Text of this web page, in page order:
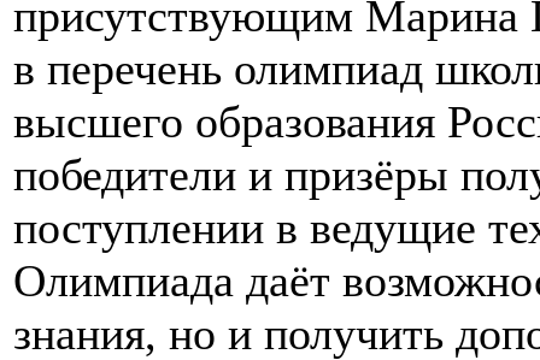
присутствующим Марина
в перечень олимпиад
высшего образования
победители и призёры
поступлении в ведущие
Олимпиада даёт
знания, но и получить